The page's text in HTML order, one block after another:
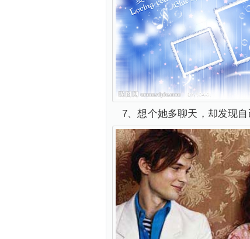
7、想个她多聊天，却发现